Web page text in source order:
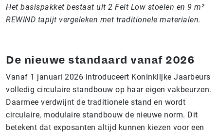
Het basispakket bestaat uit 2 Felt Low stoelen en 9 m²
REWIND tapijt vergeleken met traditionele materialen.
De nieuwe standaard vanaf 2026
Vanaf 1 januari 2026 introduceert Koninklijke Jaarbeurs
volledig circulaire standbouw op haar eigen vakbeurzen.
Daarmee verdwijnt de traditionele stand en wordt
circulaire, modulaire standbouw de nieuwe norm. Dit
betekent dat exposanten altijd kunnen kiezen voor een